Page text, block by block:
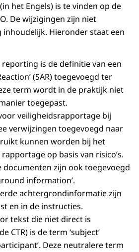
(in het Engels) is te vinden op de
De wijzigingen zijn niet
Hieronder staat een
reporting is de definitie van een
(SAR) toegevoegd ter
term wordt in de praktijk niet
toegepast.
veiligheidsrapportage bij
verwijzingen toegevoegd naar
kunnen worden bij het
op basis van risico’s.
documenten zijn ook toegevoegd
information’.
achtergrondinformatie zijn
en in de instructies.
tekst die niet direct is
CTR) is de term ‘subject’
Deze neutralere term